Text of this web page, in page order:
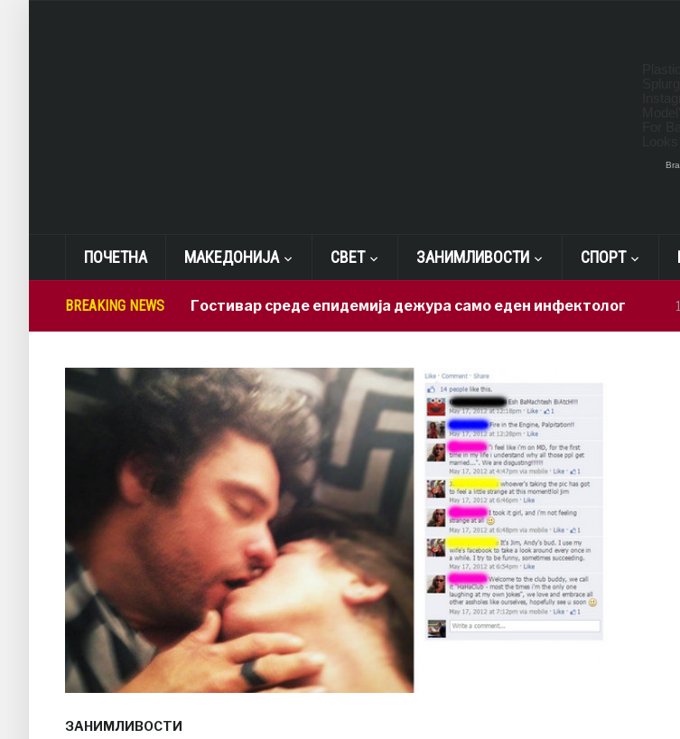
ПОЧЕТНА МАКЕДОНИЈА СВЕТ ЗАНИМЛИВОСТИ СПОРТ
BREAKING NEWS
СДСМ: Во Гостивар среде епидемија дежура само еден инфектолог 17 hours
ЗАНИМЛИВОСТИ